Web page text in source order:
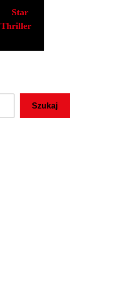
Star
Thriller
Szukaj